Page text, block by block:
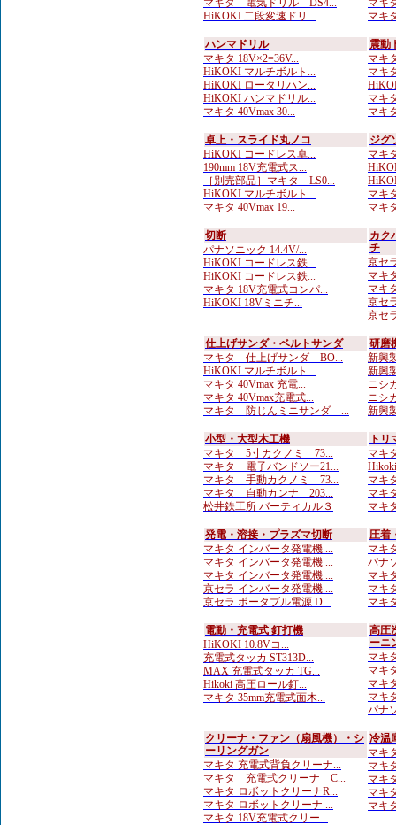
マキタ 電気ドリル DS4...
HiKOKI 二段変速ドリ...
マキ
マキ
ハンマドリル
マキタ 18V×2=36V...
HiKOKI マルチボルト...
HiKOKI ロータリハン...
HiKOKI ハンマドリル...
マキタ 40Vmax 30...
震動
マキ
マキ
マキ
マキ
卓上・スライド丸ノコ
HiKOKI コードレス卓...
190mm 18V充電式ス...
［別売部品］マキタ LS0...
HiKOKI マルチボルト...
マキタ 40Vmax 19...
ジグ
マキ
マキ
マキ
切断
パナソニック 14.4V/...
HiKOKI コードレス鉄...
HiKOKI コードレス鉄...
マキタ 18V充電式コンパ...
HiKOKI 18Vミニチ...
カク
チ
京セ
マキ
マキ
京セ
京セ
仕上げサンダ・ベルトサンダ
マキタ 仕上げサンダ BO...
HiKOKI マルチボルト...
マキタ 40Vmax 充電...
マキタ 40Vmax充電式...
マキタ 防じんミニサンダ ...
研磨
新興
新興
ニシ
ニシ
新興
小型・大型木工機
マキタ 5寸カクノミ 73...
マキタ 電子バンドソー21...
マキタ 手動カクノミ 73...
マキタ 自動カンナ 203...
松井鉄工所 バーティカル３
トリ
マキ
マキ
マキ
マキ
発電・溶接・プラズマ切断
マキタ インバータ発電機 ...
マキタ インバータ発電機 ...
マキタ インバータ発電機 ...
京セラ インバータ発電機 ...
京セラ ポータブル電源 D...
圧着
マキ
パナ
マキ
マキ
マキ
電動・充電式 釘打機
HiKOKI 10.8Vコ...
充電式タッカ ST313D...
MAX 充電式タッカ TG...
Hikoki 高圧ロール釘...
マキタ 35mm充電式面木...
高圧
ーニ
マキ
マキ
マキ
マキ
パナ
クリーナ・ファン（扇風機）・シ
ーリングガン
マキタ 充電式背負クリーナ...
マキタ 充電式クリーナ C...
マキタ ロボットクリーナR...
マキタ ロボットクリーナ ...
マキタ 18V充電式クリー...
冷温
マキ
マキ
マキ
マキ
マキ